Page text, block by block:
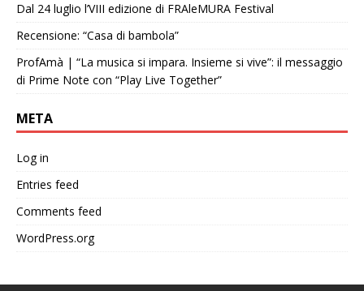
Dal 24 luglio l’VIII edizione di FRAleMURA Festival
Recensione: “Casa di bambola”
ProfAmà | “La musica si impara. Insieme si vive”: il messaggio
di Prime Note con “Play Live Together”
META
Log in
Entries feed
Comments feed
WordPress.org